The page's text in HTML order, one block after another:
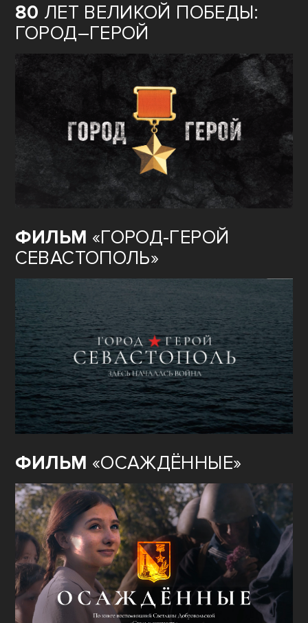
80 ЛЕТ ВЕЛИКОЙ ПОБЕДЫ:
ГОРОД–ГЕРОЙ
ФИЛЬМ «ГОРОД-ГЕРОЙ
СЕВАСТОПОЛЬ»
ФИЛЬМ «ОСАЖДЁННЫЕ»